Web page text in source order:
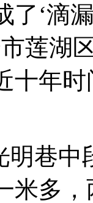
了‘滴
莲湖
十年
明巷中
米多